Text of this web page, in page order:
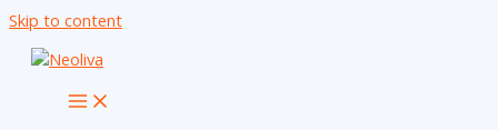
Skip to content